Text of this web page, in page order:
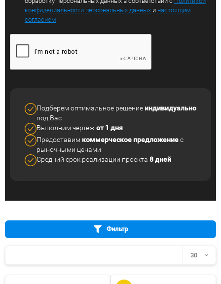
конфидециальности персональных данных и настоящим
согласием.
Подберем оптимальное решение индивидуально
под Вас
Выполним чертежот 1 дня
Предоставим коммерческое предложениес
рыночными ценами
Средний срок реализации проекта 8 дней
Фильтр
30